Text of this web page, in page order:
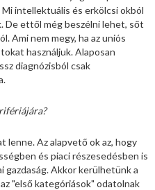
intellektuális és erkölcsi okból
De ettől még beszélni lehet, sőt
Ami nem megy, ha az uniós
használjuk. Alaposan
diagnózisból csak
lenne. Az alapvető ok az, hogy
és piaci részesedésben is
gazdaság. Akkor kerülhetünk a
"első kategóriások" odatolnak